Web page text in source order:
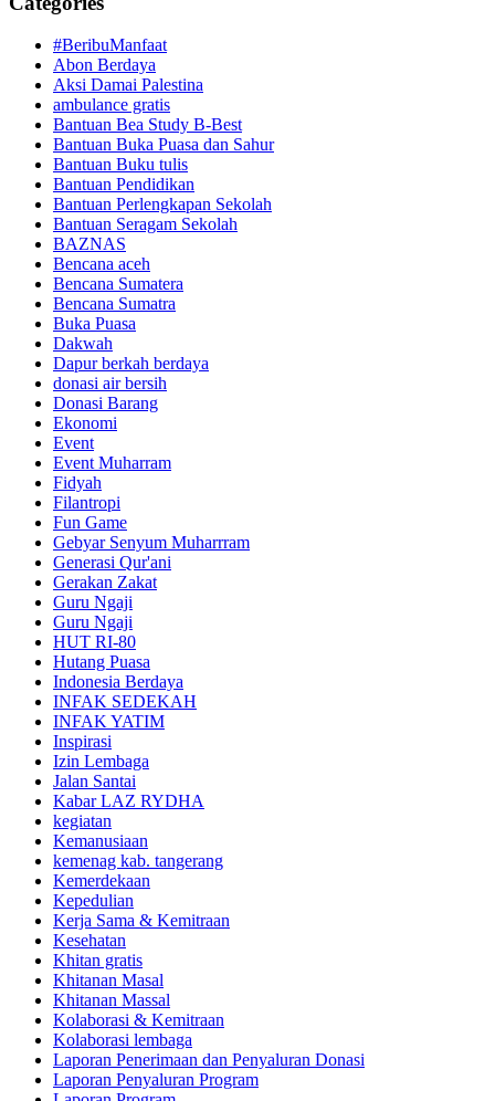
#BeribuManfaat
Abon Berdaya
Aksi Damai Palestina
ambulance gratis
Bantuan Bea Study B-Best
Bantuan Buka Puasa dan Sahur
Bantuan Buku tulis
Bantuan Pendidikan
Bantuan Perlengkapan Sekolah
Bantuan Seragam Sekolah
BAZNAS
Bencana aceh
Bencana Sumatera
Bencana Sumatra
Buka Puasa
Dakwah
Dapur berkah berdaya
donasi air bersih
Donasi Barang
Ekonomi
Event
Event Muharram
Fidyah
Filantropi
Fun Game
Gebyar Senyum Muharrram
Generasi Qur'ani
Gerakan Zakat
Guru Ngaji
Guru Ngaji
HUT RI-80
Hutang Puasa
Indonesia Berdaya
INFAK SEDEKAH
INFAK YATIM
Inspirasi
Izin Lembaga
Jalan Santai
Kabar LAZ RYDHA
kegiatan
Kemanusiaan
kemenag kab. tangerang
Kemerdekaan
Kepedulian
Kerja Sama & Kemitraan
Kesehatan
Khitan gratis
Khitanan Masal
Khitanan Massal
Kolaborasi & Kemitraan
Kolaborasi lembaga
Laporan Penerimaan dan Penyaluran Donasi
Laporan Penyaluran Program